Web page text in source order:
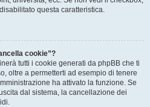
questa caratteristica.
cookie”?
tutti i cookie generati da phpBB che ti
oltre a permetterti ad esempio di tenere
ha attivato la funzione. Se
dal sistema, la cancellazione dei